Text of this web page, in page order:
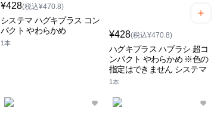
¥428(税込¥470.8)
システマ ハグキプラス コン
パクト やわらかめ
1本
¥428(税込¥470.8)
ハグキプラス ハブラシ 超コ
ンパクト やわらかめ ※色の
指定はできません システマ
1本